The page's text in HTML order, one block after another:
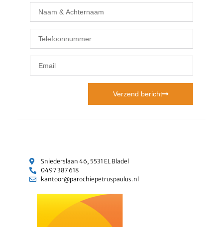
Verzend bericht
Sniederslaan 46, 5531 EL Bladel
0497 387 618
kantoor@parochiepetruspaulus.nl